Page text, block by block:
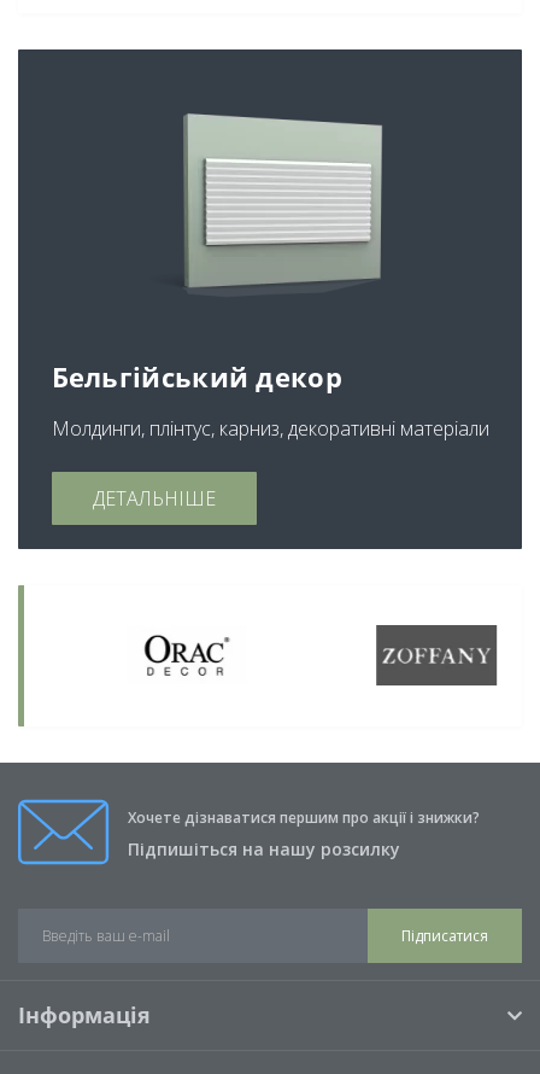
Бельгійський декор
Молдинги, плінтус, карниз, декоративні матеріали
ДЕТАЛЬНІШЕ
Хочете дізнаватися першим про акції і знижки?
Підпишіться на нашу розсилку
Підписатися
Інформація